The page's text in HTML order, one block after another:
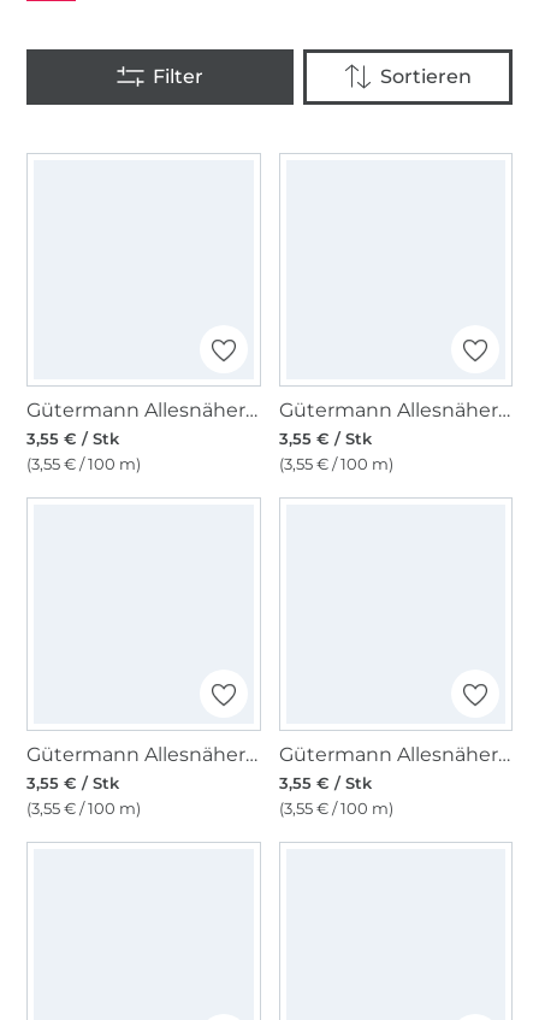
Gütermann Allesnäher rPET 100 m, (156) hellrot
3,55 € / Stk
(3,55 € / 100 m)
Gütermann Allesnäher rPET 100 m, (802) ecru
3,55 € / Stk
(3,55 € / 100 m)
Gütermann Allesnäher rPET 100 m, (369) bordeaux
3,55 € / Stk
(3,55 € / 100 m)
Gütermann Allesnäher rPET 100 m, (111) wollweiss
3,55 € / Stk
(3,55 € / 100 m)